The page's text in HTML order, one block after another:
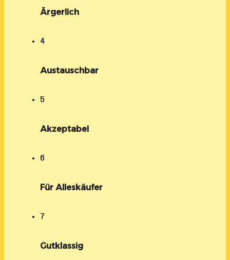
Ärgerlich
4
Austauschbar
5
Akzeptabel
6
Für Alleskäufer
7
Gutklassig